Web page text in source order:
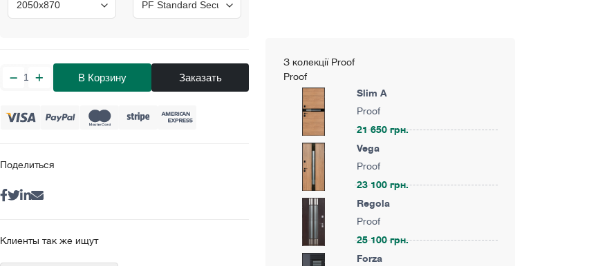
В Корзину Заказать
Поделиться
Клиенты так же ищут
З колекції Proof
Proof
Slim A
Proof
21 650 грн.
Vega
Proof
23 100 грн.
Regola
Proof
25 100 грн.
Forza